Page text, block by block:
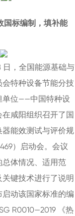
国标编制，填补能
日，全国能源基础与
特种设备节能分技
单位——中国特种设
咸阳组织召开了国
能效测试与评价规
）启动会。会议
体情况、适用范
键技术进行了说明
动该国家标准的编
R0010—2019 《热